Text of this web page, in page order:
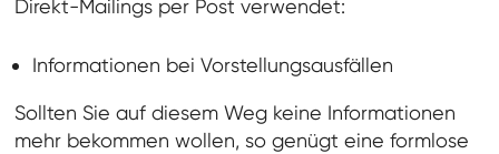
Direkt-Mailings per Post verwendet:
Informationen bei Vorstellungsausfällen
Sollten Sie auf diesem Weg keine Informationen
mehr bekommen wollen, so genügt eine formlose